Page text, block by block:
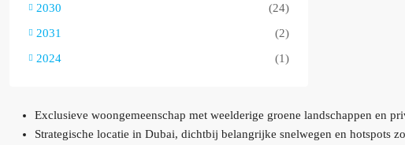
2030
(24)
2031
(2)
2024
(1)
Exclusieve woongemeenschap met weelderige groene landschappen en
Strategische locatie in Dubai, dichtbij belangrijke snelwegen en hotspots